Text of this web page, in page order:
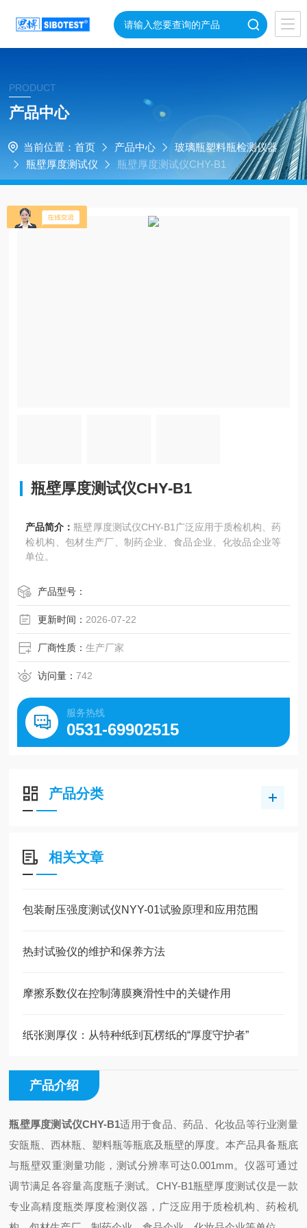
PRODUCT
产品中心
当前位置： 首页 产品中心
玻璃瓶塑料瓶检测仪器
瓶壁厚度测试仪
瓶壁厚度测试仪CHY-B1
瓶壁厚度测试仪CHY-B1
产品简介：瓶壁厚度测试仪CHY-B1广泛应用于质检机构、药
检机构、包材生产厂、制药企业、食品企业、化妆品企业等
单位。
产品型号：
更新时间： 2026-07-22
厂商性质：生产厂家
访问量：742
服务热线
0531-69902515
产品分类
相关文章
包装耐压强度测试仪NYY-01试验原理和应用范围
热封试验仪的维护和保养方法
摩擦系数仪在控制薄膜爽滑性中的关键作用
纸张测厚仪：从特种纸到瓦楞纸的“厚度守护者”
产品介绍
瓶壁厚度测试仪CHY-B1适用于食品、药品、化妆品等行业测量
安瓿瓶、西林瓶、塑料瓶等瓶底及瓶壁的厚度。本产品具备瓶底
与瓶壁双重测量功能，测试分辨率可达0.001mm。仪器可通过
调节满足各容量高度瓶子测试。CHY-B1瓶壁厚度测试仪是一款
专业高精度瓶类厚度检测仪器，广泛应用于质检机构、药检机